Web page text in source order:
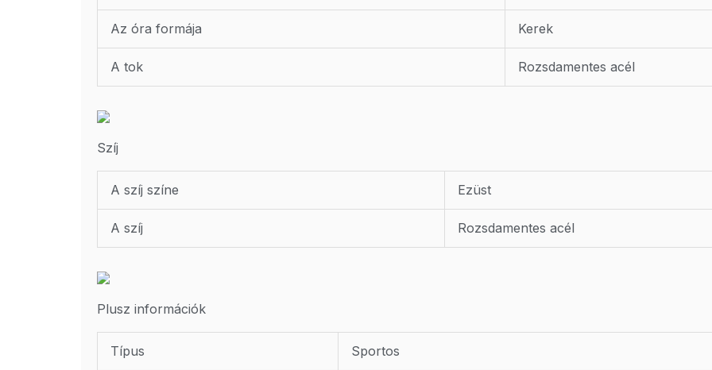
Az óra formája Kerek
A tok Rozsdamentes acél
Szíj
A szíj színe Ezüst
A szíj Rozsdamentes acél
Plusz információk
Típus Sportos